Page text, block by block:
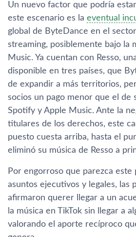
Un nuevo factor que podría
este escenario es la eventual
global de ByteDance en el
streaming, posiblemente bajo la
Music. Ya cuentan con Resso,
disponible en tres países, que
de expandir a más territorios,
socios un pago menor que el de
Spotify y Apple Music. Ante la
titulares de los derechos, este
puesto cuesta arriba, hasta el
eliminó su música de Resso a
Por engorroso que parezca este
asuntos ejecutivos y legales, las
afirmaron querer llegar a un
la música en TikTok sin llegar a
valorando el aporte recíproco